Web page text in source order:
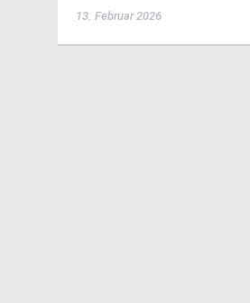
13. Februar 2026